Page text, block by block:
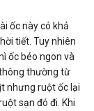
ốc này có khả
tiết. Tuy nhiên
ốc béo ngon và
thường từ
nhưng ruột ốc lại
sạn đó đi. Khi